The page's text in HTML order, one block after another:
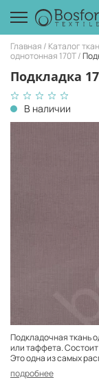
Главная Каталог
однотонная 170Т
Подкладка
В наличии
Подкладочная ткань
или таффета. Состоит
Это одна из самых
подробнее